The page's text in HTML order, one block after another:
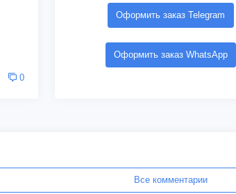
0
Оформить заказ Telegram
Оформить заказ WhatsApp
Все комментарии